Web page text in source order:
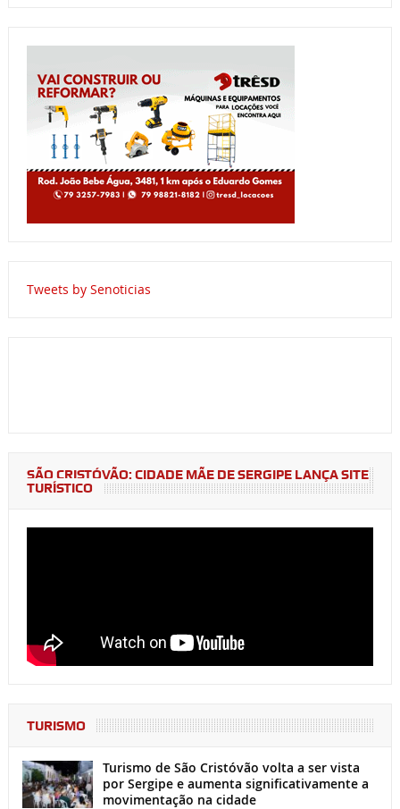
Tweets by Senoticias
SÃO CRISTÓVÃO: CIDADE MÃE DE SERGIPE LANÇA SITE
TURÍSTICO
TURISMO
Turismo de São Cristóvão volta a ser vista
por Sergipe e aumenta significativamente a
movimentação na cidade